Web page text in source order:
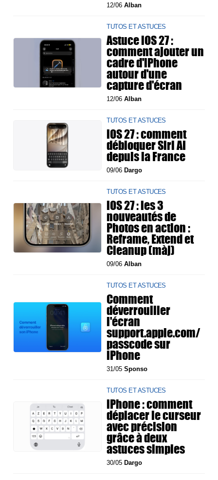
12/06Alban
TUTOS ET ASTUCES
Astuce iOS 27 :
comment ajouter un
cadre d'iPhone
autour d'une
capture d'écran
12/06Alban
TUTOS ET ASTUCES
iOS 27 : comment
débloquer Siri AI
depuis la France
09/06 Dargo
TUTOS ET ASTUCES
iOS 27 : les 3
nouveautés de
Photos en action :
Reframe, Extend et
Cleanup (màj)
09/06Alban
TUTOS ET ASTUCES
Comment
déverrouiller
l'écran
support.apple.com/
passcode sur
iPhone
31/05Sponso
TUTOS ET ASTUCES
iPhone : comment
déplacer le curseur
avec précision
grâce à deux
astuces simples
30/05 Dargo